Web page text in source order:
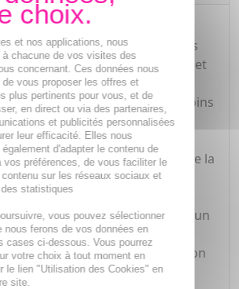
Face Reshaper de
idéale pour les hommes
les contours de leur visage et
plus ferme et plus lisse.
pour répondre aux besoins
peau masculine, elle offre des
jour après jour : réduction des
de l'élasticité et du soutien de la
du visage pour une
et dynamique.
et non grasse, est idéale pour un
avec un fini non collant.
et boisé vous offre une sensation
long de la journée.
et nos applications, nous
à chacune de vos visites des
concernant. Ces données nous
de vous proposer les offres et
plus pertinents pour vous, et de
en direct ou via des partenaires,
et publicités personnalisées
leur efficacité. Elles nous
d'adapter le contenu de
vos préférences, de vous faciliter le
contenu sur les réseaux sociaux et
statistiques
vous pouvez sélectionner
nous ferons de vos données en
cases ci-dessous. Vous pourrez
votre choix à tout moment en
le lien "Utilisation des Cookies" en
site.